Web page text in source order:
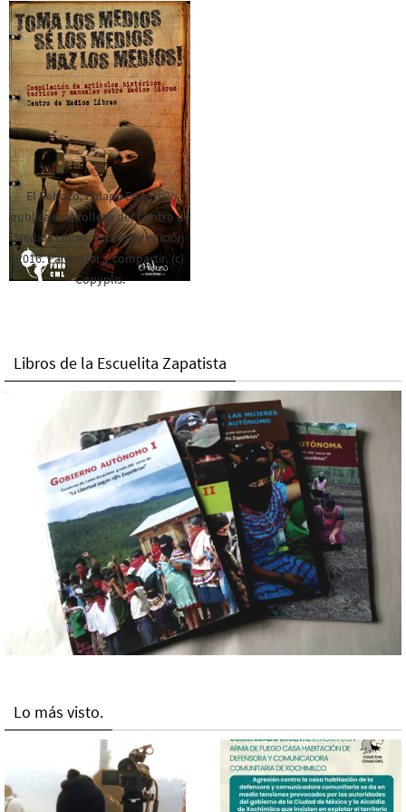
El Rebozo, Palapa Editorial,
publica este folleto del Centro de
Medios Libres. Esta es la edición
2016. Para rolar y compartir. (c)
Copyplis.
Libros de la Escuelita Zapatista
Lo más visto.